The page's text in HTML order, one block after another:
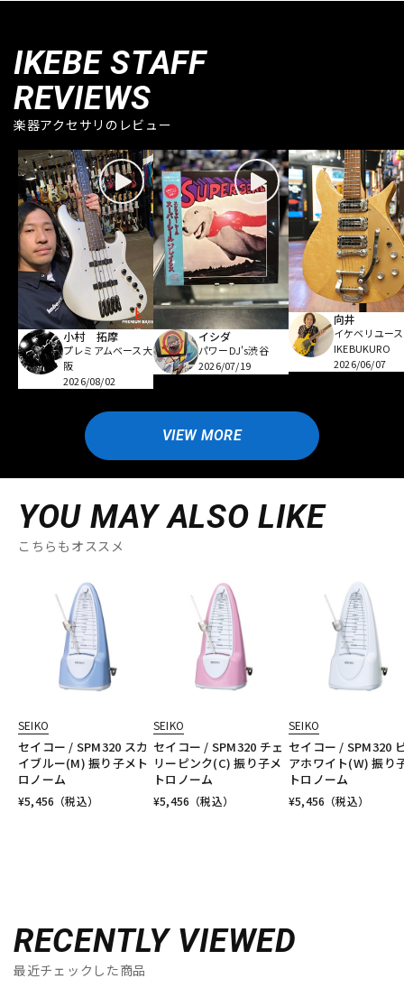
IKEBE STAFF
REVIEWS
楽器アクセサリのレビュー
小村 拓摩
プレミアムベース大
阪
2026/08/02
イシダ
パワーDJ's渋谷
2026/07/19
向井
イケベリユース
IKEBUKURO
2026/06/07
VIEW MORE
YOU MAY ALSO LIKE
こちらもオススメ
SEIKO
セイコー / SPM320 スカ
イブルー(M) 振り子メト
ロノーム
¥5,456 （税込）
SEIKO
セイコー / SPM320 チェ
リーピンク(C) 振り子メ
トロノーム
¥5,456 （税込）
SEIKO
セイコー / SPM320
アホワイト(W) 振り
トロノーム
¥5,456 （税込）
RECENTLY VIEWED
最近チェックした商品